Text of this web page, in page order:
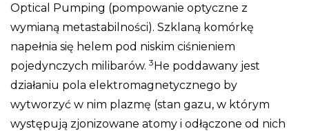
Optical Pumping (pompowanie optyczne z
wymianą metastabilności). Szklaną komórkę
napełnia się helem pod niskim ciśnieniem
pojedynczych milibarów. 3He poddawany jest
działaniu pola elektromagnetycznego by
wytworzyć w nim plazmę (stan gazu, w którym
występują zjonizowane atomy i odłączone od nich